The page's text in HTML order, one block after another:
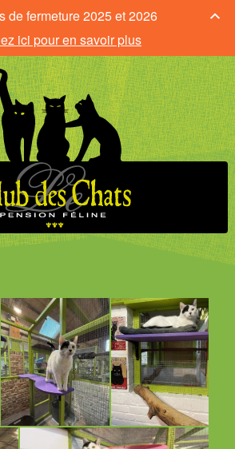
de fermeture 2025 et 2026
ici pour en savoir plus